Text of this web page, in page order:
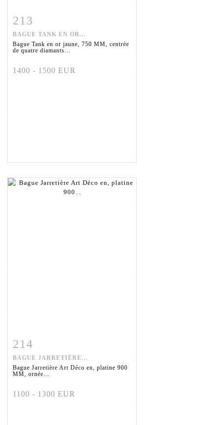
Fiche détaillée
213
BAGUE TANK EN OR...
Bague Tank en or jaune, 750 MM, centrée
de quatre diamants...
1400 - 1500 EUR
Fiche détaillée
214
BAGUE JARRETIÈRE...
Bague Jarretière Art Déco en, platine 900
MM, ornée...
1100 - 1300 EUR